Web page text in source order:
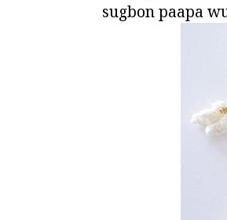
sugbon paapa